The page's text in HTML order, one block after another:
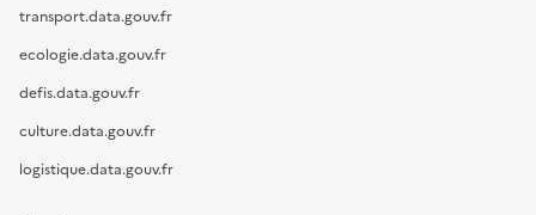
transport.data.gouv.fr
ecologie.data.gouv.fr
defis.data.gouv.fr
culture.data.gouv.fr
logistique.data.gouv.fr